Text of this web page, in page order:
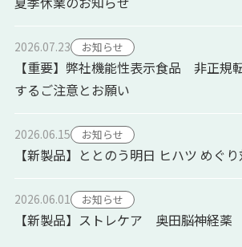
2026.07.23 お知らせ
【重要】弊社機能性表示食品 非正規
するご注意とお願い
2026.06.15 お知らせ
【新製品】ととのう明日 ヒハツ めぐ
2026.06.01 お知らせ
【新製品】ストレケア 奥田脳神経